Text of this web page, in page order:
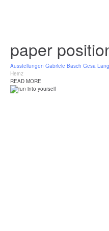
paper
Ausstellungen Gabriele Basch Gesa
Heinz
READ MORE